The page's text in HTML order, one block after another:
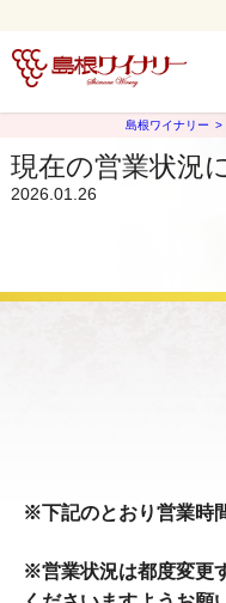
島根ワイナリー
現在の営業状況
2026.01.26
※下記のとおり営業時
※営業状況は都度変更